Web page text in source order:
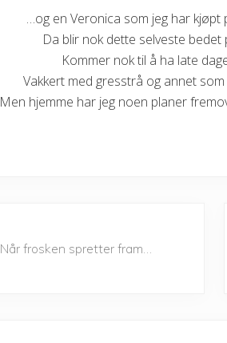
…og en Veronica som jeg har kjøpt
Da blir nok dette selveste bedet
Kommer nok til å ha late
Vakkert med gresstrå og annet
Men hjemme har jeg noen planer
Når frosken spretter fram…